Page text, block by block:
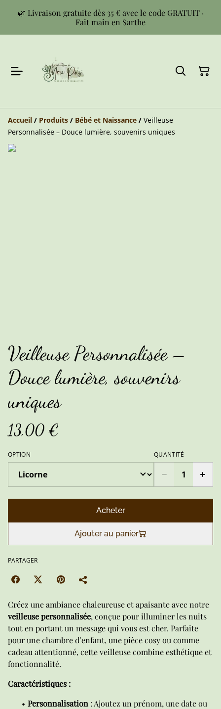
🌿 Livraison gratuite dès 35 € avec le code GRATUIT ·
Fait main en Sarthe
Accueil / Produits / Bébé et Naissance / Veilleuse
Personnalisée – Douce lumière, souvenirs uniques
Veilleuse Personnalisée –
Douce lumière, souvenirs
uniques
13,00 €
OPTION QUANTITÉ
Acheter
Ajouter au panier
PARTAGER
Créez une ambiance chaleureuse et apaisante avec notre
veilleuse personnalisée, conçue pour illuminer les nuits
tout en portant un message qui vous est cher. Parfaite
pour une chambre d’enfant, une pièce cosy ou comme
cadeau attentionné, cette veilleuse combine esthétique et
fonctionnalité.
Caractéristiques :
Personnalisation : Ajoutez un prénom, une date ou